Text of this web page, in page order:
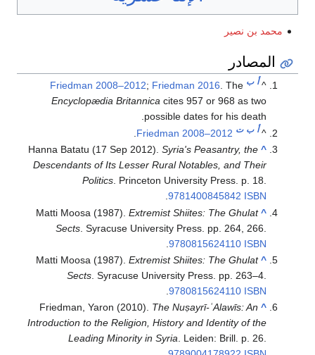
محمد بن نصير
المصادر
^أ ب Friedman 2008–2012; Friedman 2016. The
Encyclopædia Britannica cites 957 or 968 as two
possible dates for his death.
^أ ب ت Friedman 2008–2012
^
Hanna Batatu (17 Sep 2012).Syria's Peasantry, the
Descendants of Its Lesser Rural Notables, and Their
Politics . Princeton University Press. p. 18.
ISBN
9781400845842
.
^
Matti Moosa (1987).Extremist Shiites: The Ghulat
Sects . Syracuse University Press. pp. 264, 266.
ISBN
9780815624110
.
^
Matti Moosa (1987).Extremist Shiites: The Ghulat
Sects . Syracuse University Press. pp. 263–4.
ISBN
9780815624110
.
^
Friedman, Yaron (2010). The Nuṣayrī-ʿAlawīs: An
Introduction to the Religion, History and Identity of the
Leading Minority in Syria. Leiden: Brill. p. 26.